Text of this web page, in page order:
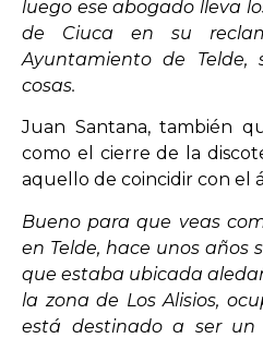
luego ese abogado lleva
de Ciuca en su
Ayuntamiento de Telde,
cosas.
Juan Santana, también
como el cierre de la
aquello de coincidir con el
Bueno para que veas
en Telde, hace unos años
que estaba ubicada
la zona de Los Alisios,
está destinado a ser un